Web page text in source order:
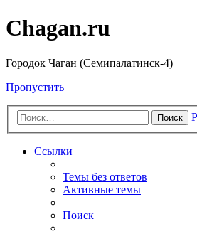
Chagan.ru
Городок Чаган (Семипалатинск-4)
Пропустить
Поиск
Ссылки
Темы без ответов
Активные темы
Поиск